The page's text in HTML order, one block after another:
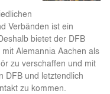
Verbänden ist ein
bietet der DFB
Alemannia Aachen als
zu verschaffen und mit
DFB und letztendlich
zu kommen.